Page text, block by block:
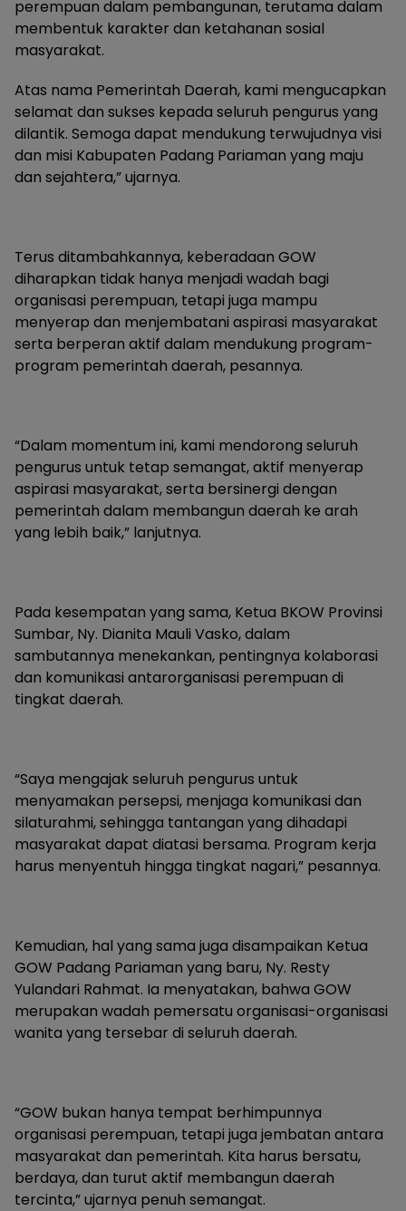
perempuan dalam pembangunan, terutama dalam
membentuk karakter dan ketahanan sosial
masyarakat.
Atas nama Pemerintah Daerah, kami mengucapkan
selamat dan sukses kepada seluruh pengurus yang
dilantik. Semoga dapat mendukung terwujudnya visi
dan misi Kabupaten Padang Pariaman yang maju
dan sejahtera,” ujarnya.
Terus ditambahkannya, keberadaan GOW
diharapkan tidak hanya menjadi wadah bagi
organisasi perempuan, tetapi juga mampu
menyerap dan menjembatani aspirasi masyarakat
serta berperan aktif dalam mendukung program-
program pemerintah daerah, pesannya.
“Dalam momentum ini, kami mendorong seluruh
pengurus untuk tetap semangat, aktif menyerap
aspirasi masyarakat, serta bersinergi dengan
pemerintah dalam membangun daerah ke arah
yang lebih baik,” lanjutnya.
Pada kesempatan yang sama, Ketua BKOW Provinsi
Sumbar, Ny. Dianita Mauli Vasko, dalam
sambutannya menekankan, pentingnya kolaborasi
dan komunikasi antarorganisasi perempuan di
tingkat daerah.
“Saya mengajak seluruh pengurus untuk
menyamakan persepsi, menjaga komunikasi dan
silaturahmi, sehingga tantangan yang dihadapi
masyarakat dapat diatasi bersama. Program kerja
harus menyentuh hingga tingkat nagari,” pesannya.
Kemudian, hal yang sama juga disampaikan Ketua
GOW Padang Pariaman yang baru, Ny. Resty
Yulandari Rahmat. Ia menyatakan, bahwa GOW
merupakan wadah pemersatu organisasi-organisasi
wanita yang tersebar di seluruh daerah.
“GOW bukan hanya tempat berhimpunnya
organisasi perempuan, tetapi juga jembatan antara
masyarakat dan pemerintah. Kita harus bersatu,
berdaya, dan turut aktif membangun daerah
tercinta,” ujarnya penuh semangat.